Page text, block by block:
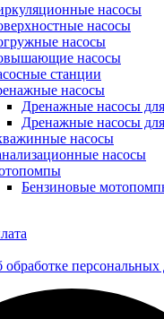
насосы
насосы
насосы
насосы
станции
насосы
Дренажные насосы
Дренажные насосы
насосы
насосы
Бензиновые